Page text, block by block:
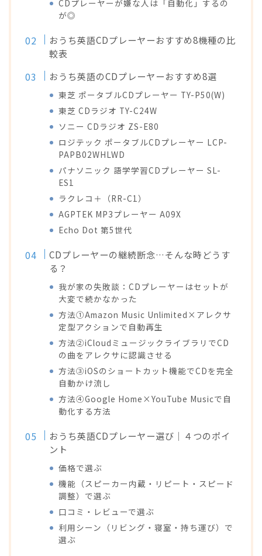
CDプレーヤーが嫌な人は「自動化」するの
が◎
おうち英語CDプレーヤーおすすめ8機種の比
較表
おうち英語のCDプレーヤーおすすめ8選
東芝 ポータブルCDプレーヤー TY-P50(W)
東芝 CDラジオ TY-C24W
ソニー CDラジオ ZS-E80
ロジテック ポータブルCDプレーヤー LCP-
PAPB02WHLWD
パナソニック 語学学習CDプレーヤー SL-
ES1
ラクレコ＋（RR-C1）
AGPTEK MP3プレーヤー A09X
Echo Dot 第5世代
CDプレーヤーの継続断念…そんな時どうす
る？
我が家の失敗談：CDプレーヤーはセットが
大変で続かなかった
方法①Amazon Music Unlimited×アレクサ
定型アクションで自動再生
方法②iCloudミュージックライブラリでCD
の曲をアレクサに認識させる
方法③iOSのショートカット機能でCDを完全
自動かけ流し
方法④Google Home×YouTube Musicで自
動化する方法
おうち英語CDプレーヤー選び｜４つのポイ
ント
価格で選ぶ
機能（スピーカー内蔵・リピート・スピード
調整）で選ぶ
口コミ・レビューで選ぶ
利用シーン（リビング・寝室・持ち運び）で
選ぶ